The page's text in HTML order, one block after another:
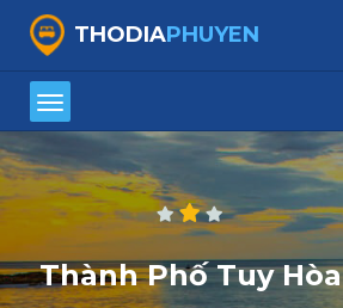
THODIAPHUYEN
Thành Phố Tuy Hòa